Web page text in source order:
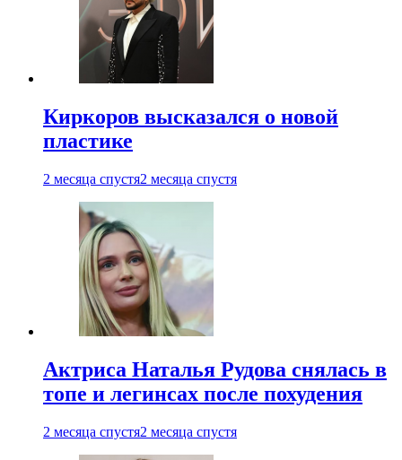
Киркоров высказался о новой
пластике
2 месяца спустя2 месяца спустя
Актриса Наталья Рудова снялась в
топе и легинсах после похудения
2 месяца спустя2 месяца спустя